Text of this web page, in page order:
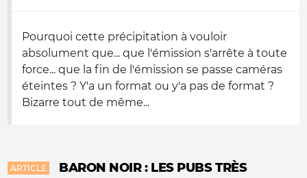
Pourquoi cette précipitation à vouloir
absolument que... que l'émission s'arrête à toute
force... que la fin de l'émission se passe caméras
éteintes ? Y'a un format ou y'a pas de format ?
Bizarre tout de même...
ARTICLE
BARON NOIR : LES PUBS TRÈS